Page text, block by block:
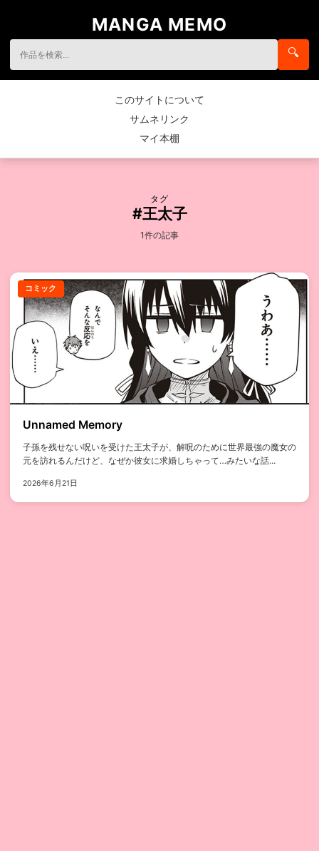
MANGA MEMO
🔍
このサイトについて
サムネリンク
マイ本棚
タグ
#王太子
1件の記事
コミック
Unnamed Memory
子孫を残せない呪いを受けた王太子が、解呪のために世界最強の魔女の
元を訪れるんだけど、なぜか彼女に求婚しちゃって…みたいな話...
2026年6月21日